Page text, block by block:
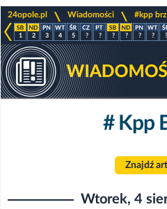
24opole.pl Wiadomości #kpp
1 2 3 4 5 ? ? ? ? ? ? ?
# Kpp
Znajdź
Wtorek, 4